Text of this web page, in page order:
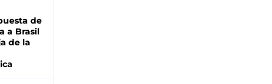
de
a Brasil
de la